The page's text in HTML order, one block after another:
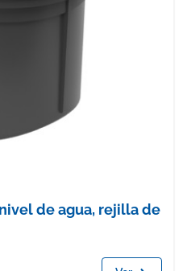
de agua, rejilla de